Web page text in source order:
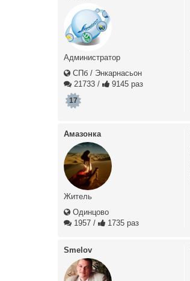
Администратор
СПб / Энкарнасьон
21733 / 9145 раз
17
Амазонка
Житель
Одинцово
1957 / 1735 раз
Smelov